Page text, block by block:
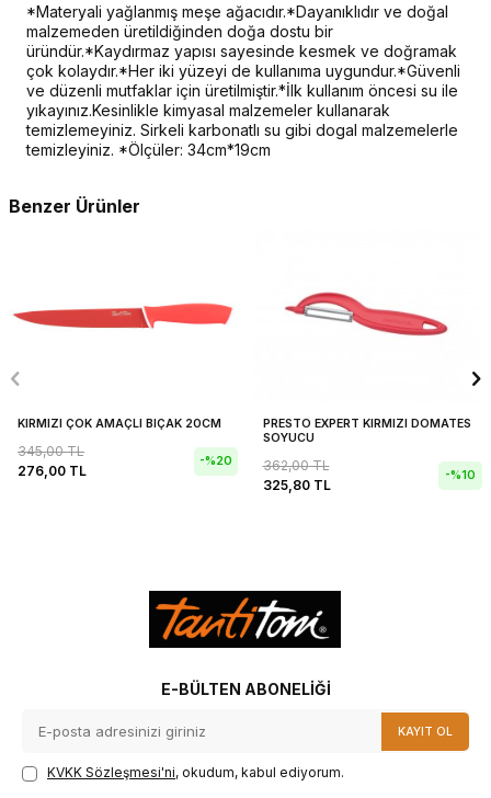
*Materyali yağlanmış meşe ağacıdır.*Dayanıklıdır ve doğal
malzemeden üretildiğinden doğa dostu bir
üründür.*Kaydırmaz yapısı sayesinde kesmek ve doğramak
çok kolaydır.*Her iki yüzeyi de kullanıma uygundur.*Güvenli
ve düzenli mutfaklar için üretilmiştir.*İlk kullanım öncesi su ile
yıkayınız.Kesinlikle kimyasal malzemeler kullanarak
temizlemeyiniz. Sirkeli karbonatlı su gibi dogal malzemelerle
temizleyiniz. *Ölçüler: 34cm*19cm
Benzer Ürünler
KIRMIZI ÇOK AMAÇLI BIÇAK 20CM
345,00TL
276,00 TL
-%20
PRESTO EXPERT KIRMIZI DOMATES
SOYUCU
362,00TL
325,80TL
-%10
E-BÜLTEN ABONELIĞI
KAYIT OL
KVKK Sözleşmesi'ni, okudum, kabul ediyorum.